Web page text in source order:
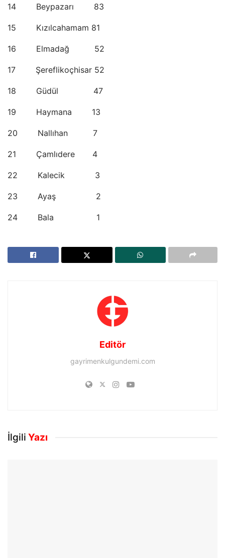
14 Beypazarı 83
15 Kızılcahamam 81
16 Elmadağ 52
17 Şereflikoçhisar 52
18 Güdül 47
19 Haymana 13
20 Nallıhan 7
21 Çamlıdere 4
22 Kalecik 3
23 Ayaş 2
24 Bala 1
Editör
gayrimenkulgundemi.com
İlgili Yazı